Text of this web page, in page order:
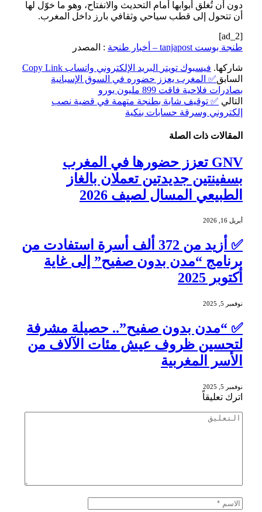
دون أن تُغلق أبوابها أمام التحديث والانفتاح، وهو ما خوّل لها
أن تتحول إلى قطب سياحي وثقافي بارز داخل المغرب.
[ad_2]
طنجة بوست tanjapost – أخبار طنجة
: المصدر
شاركها. فيسبوك تويتر البريد الإلكتروني واتساب Copy Link
السابق✅ المغرب يعزز حضوره في السوق الإسبانية
بصادرات فلاحية فاقت 899 مليون يورو
التالي ✅ توقيف شابة بطنجة متهمة في قضية نصب
إلكتروني وسرقة حسابات بنكية
المقالات ذات الصلة
GNV تعزز حضورها في المغرب
بسفينتين جديدتين تعملان بالغاز
الطبيعي المسال لصيف 2026
أبريل 16, 2026
✅ أزيد من 372 ألف أسرة استفادت من
برنامج “مدن بدون صفيح” إلى غاية
أكتوبر 2025
نوفمبر 5, 2025
✅ “مدن بدون صفيح”.. حصيلة مشرفة
لتحسين ظروف عيش مئات الآلاف من
الأسر المغربية
نوفمبر 5, 2025
اترك تعليقاً